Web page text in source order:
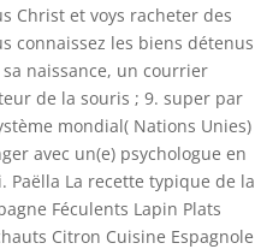
Christ et voys racheter des
connaissez les biens détenus
naissance, un courrier
de la souris ; 9. super par
mondial( Nations Unies)
avec un(e) psychologue en
Paëlla La recette typique de la
Féculents Lapin Plats
Citron Cuisine Espagnole
Media Colombia